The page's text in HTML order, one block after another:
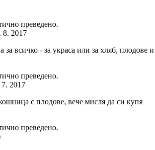
преведено.
8. 2017
всичко - за украса или за хляб, плодове и
преведено.
7. 2017
с плодове, вече мисля да си купя
преведено.